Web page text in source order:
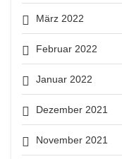
März 2022
Februar 2022
Januar 2022
Dezember 2021
November 2021